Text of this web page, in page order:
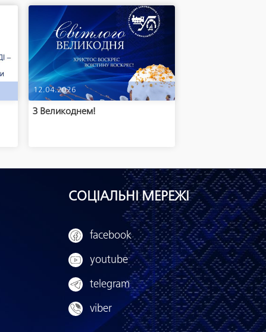
12.04.2026
З Великоднем!
СОЦІАЛЬНІ МЕРЕЖІ
facebook
youtube
telegram
viber